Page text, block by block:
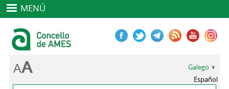
MENÚ
Galego
Español